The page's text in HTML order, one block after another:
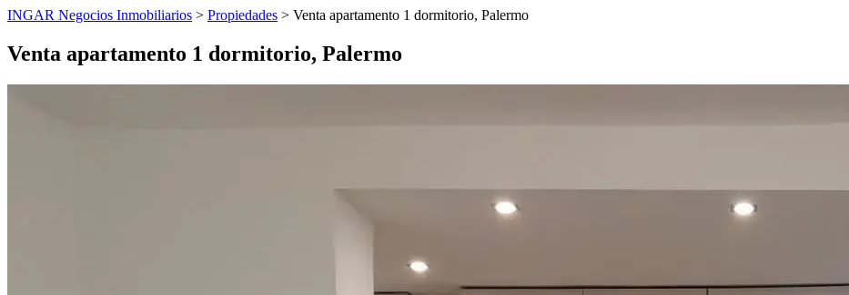
INGAR Negocios Inmobiliarios > Propiedades > Venta apartamento 1 dormitorio, Palermo
Venta apartamento 1 dormitorio, Palermo